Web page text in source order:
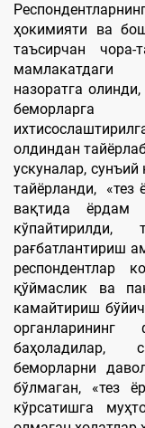
ҳокимияти ва
таъсирчан
мамлакатдаги
назоратга
олдиндан
ускуналар,
тайёрланди, «тез
вақтида ёрдам
кўпайтирилди,
рағбатлантириш
респондентлар
қўймаслик ва
камайтириш
органларининг
баҳоладилар,
беморларни
бўлмаган, «тез
кўрсатишга